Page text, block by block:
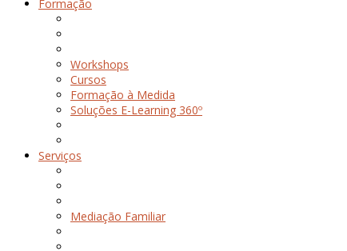
Formação
Workshops
Cursos
Formação à Medida
Soluções E-Learning 360º
Serviços
Mediação Familiar